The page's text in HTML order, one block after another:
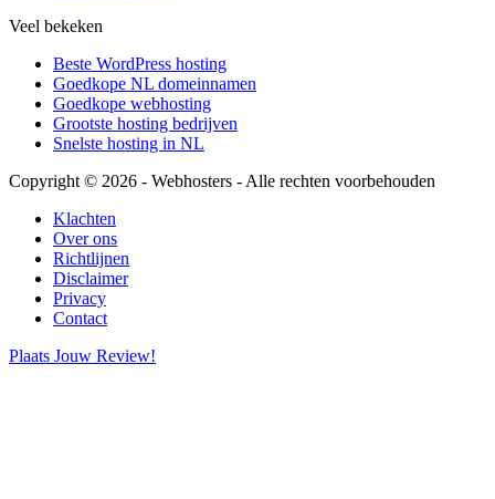
Veel bekeken
Beste WordPress hosting
Goedkope NL domeinnamen
Goedkope webhosting
Grootste hosting bedrijven
Snelste hosting in NL
Copyright © 2026 - Webhosters - Alle rechten voorbehouden
Klachten
Over ons
Richtlijnen
Disclaimer
Privacy
Contact
Plaats Jouw Review!